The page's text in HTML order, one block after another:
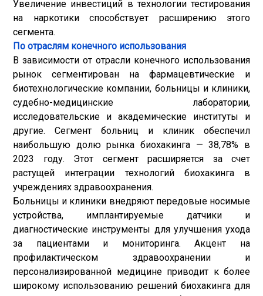
Увеличение инвестиций в технологии тестирования
на наркотики способствует расширению этого
сегмента.
По отраслям конечного использования
В зависимости от отрасли конечного использования
рынок сегментирован на фармацевтические и
биотехнологические компании, больницы и клиники,
судебно-медицинские лаборатории,
исследовательские и академические институты и
другие. Сегмент больниц и клиник обеспечил
наибольшую долю рынка биохакинга — 38,78% в
2023 году. Этот сегмент расширяется за счет
растущей интеграции технологий биохакинга в
учреждениях здравоохранения.
Больницы и клиники внедряют передовые носимые
устройства, имплантируемые датчики и
диагностические инструменты для улучшения ухода
за пациентами и мониторинга. Акцент на
профилактическом здравоохранении и
персонализированной медицине приводит к более
широкому использованию решений биохакинга для